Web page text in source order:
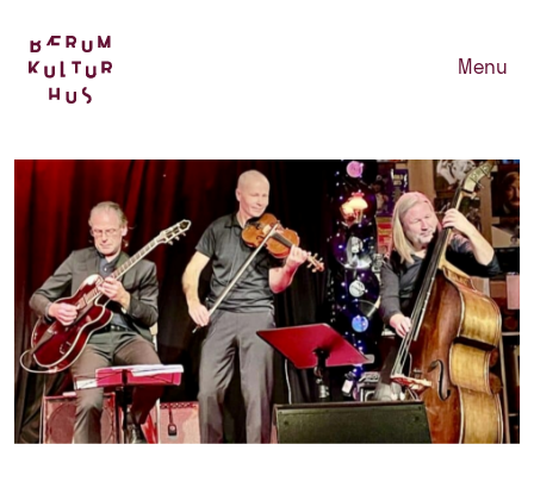
Menu